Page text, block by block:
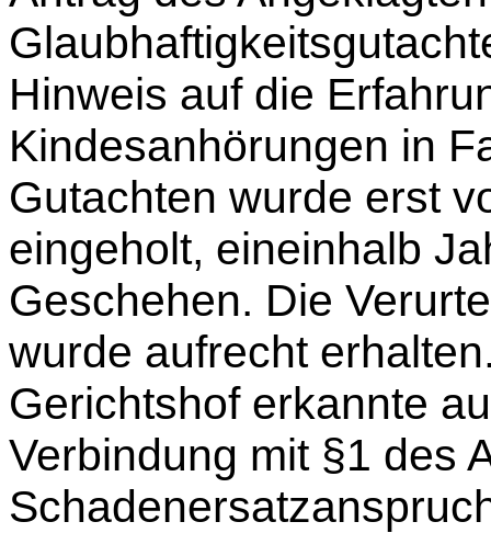
Hinweis auf die
Kindesanhörungen in
Gutachten wurde erst
eingeholt, eineinhalb
Geschehen. Die
wurde aufrecht
Gerichtshof erkannte
Verbindung mit §1 des